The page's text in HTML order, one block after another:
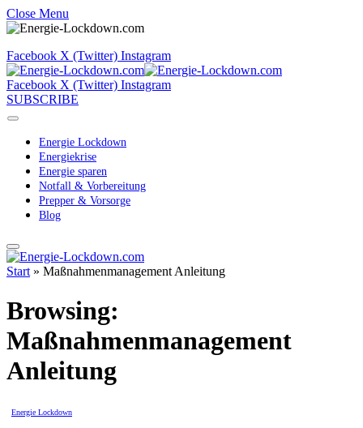
Close Menu
Facebook X (Twitter) Instagram
Facebook X (Twitter) Instagram
SUBSCRIBE
Energie Lockdown
Energiekrise
Energie sparen
Notfall & Vorbereitung
Prepper & Vorsorge
Blog
Start » Maßnahmenmanagement Anleitung
Browsing:
Maßnahmenmanagement
Anleitung
Energie Lockdown